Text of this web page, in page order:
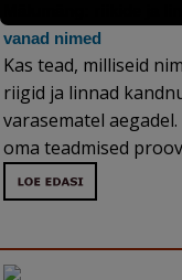
vanad nimed
Kas tead, milliseid
riigid ja linnad
varasematel aegadel.
oma teadmised